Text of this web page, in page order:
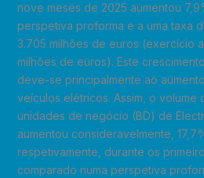
nove meses de 2025 aumentou
perspetiva proforma e a uma taxa
3.705 milhões de euros (exercício
milhões de euros). Este
deve-se principalmente ao
veículos elétricos. Assim, o volume
unidades de negócio (BD) de
aumentou consideravelmente,
respetivamente, durante os
comparado numa perspetiva